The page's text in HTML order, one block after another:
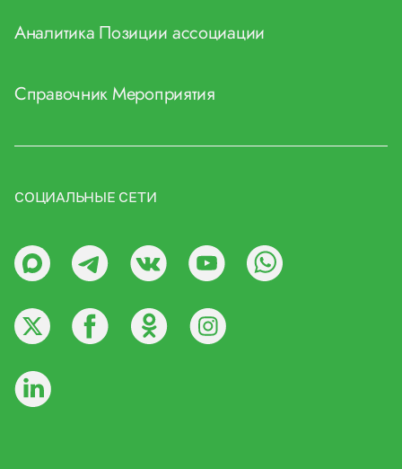
Аналитика Позиции ассоциации
СправочникМероприятия
СОЦИАЛЬНЫЕ СЕТИ